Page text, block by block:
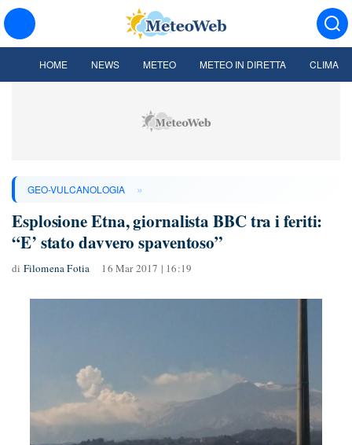
HOME NEWS METEO METEO IN DIRETTA CLIMA
GEO-VULCANOLOGIA »
Esplosione Etna, giornalista BBC tra i feriti:
“E’ stato davvero spaventoso”
di Filomena Fotia 16 Mar 2017 | 16:19